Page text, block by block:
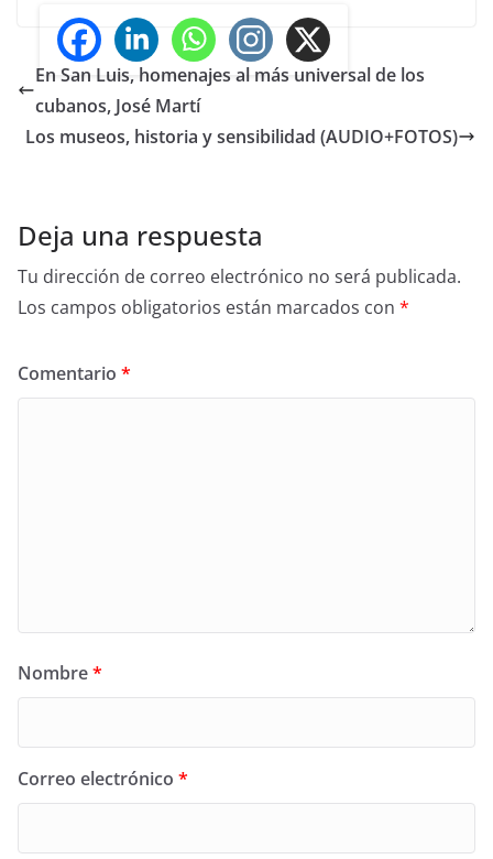
En San Luis, homenajes al más universal de los
cubanos, José Martí
Los museos, historia y sensibilidad (AUDIO+FOTOS)
Deja una respuesta
Tu dirección de correo electrónico no será publicada.
Los campos obligatorios están marcados con *
Comentario *
Nombre*
Correo electrónico *